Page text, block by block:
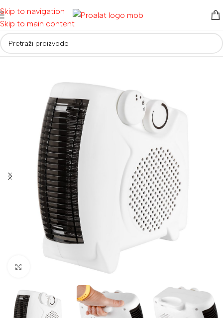
Skip to navigation
Skip to main content
Početna/ Ostalo/Grijalice i ventilatori
Povećaj sliku